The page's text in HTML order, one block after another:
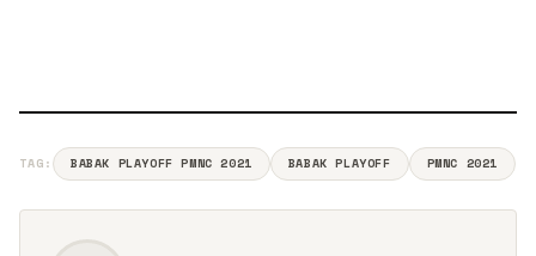
TAG: BABAK PLAYOFF PMNC 2021 BABAK PLAYOFF PMNC 2021